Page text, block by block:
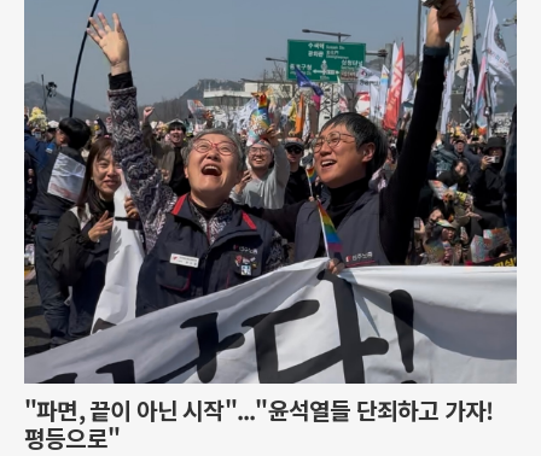
"파면, 끝이 아닌 시작"..."윤석열들 단죄하고 가자!
평등으로"